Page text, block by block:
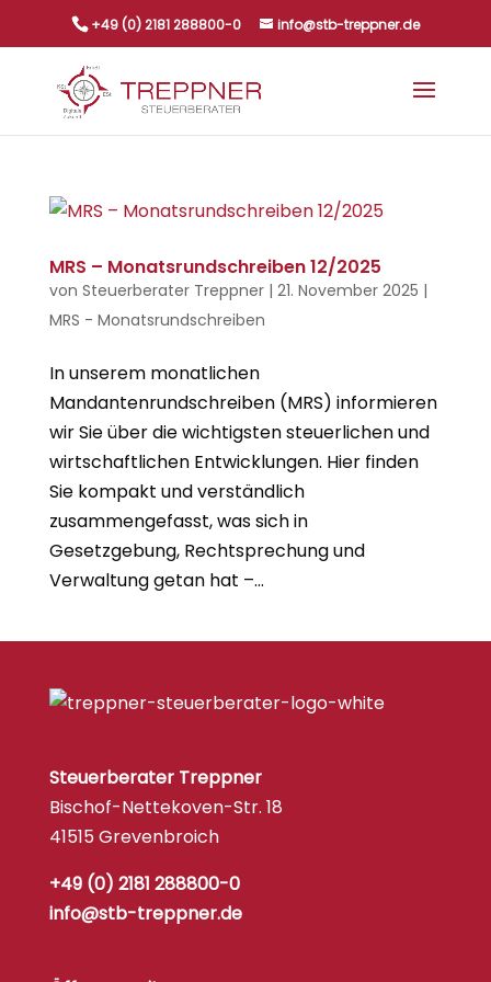
+49 (0) 2181 288800-0 info@stb-treppner.de
MRS – Monatsrundschreiben 12/2025
von Steuerberater Treppner| 21. November 2025 |
MRS - Monatsrundschreiben
In unserem monatlichen
Mandantenrundschreiben (MRS) informieren
wir Sie über die wichtigsten steuerlichen und
wirtschaftlichen Entwicklungen. Hier finden
Sie kompakt und verständlich
zusammengefasst, was sich in
Gesetzgebung, Rechtsprechung und
Verwaltung getan hat –...
Steuerberater Treppner
Bischof-Nettekoven-Str. 18
41515 Grevenbroich
+49 (0) 2181 288800-0
info@stb-treppner.de